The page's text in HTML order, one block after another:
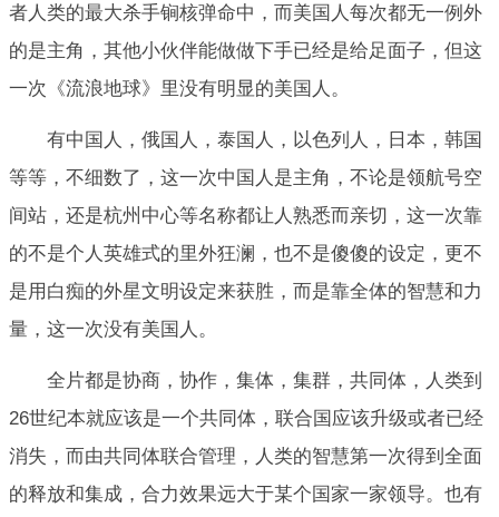
者人类的最大杀手锏核弹命中，而美国人每次都无一例外
的是主角，其他小伙伴能做做下手已经是给足面子，但这
一次《流浪地球》里没有明显的美国人。
有中国人，俄国人，泰国人，以色列人，日本，韩国
等等，不细数了，这一次中国人是主角，不论是领航号空
间站，还是杭州中心等名称都让人熟悉而亲切，这一次靠
的不是个人英雄式的里外狂澜，也不是傻傻的设定，更不
是用白痴的外星文明设定来获胜，而是靠全体的智慧和力
量，这一次没有美国人。
全片都是协商，协作，集体，集群，共同体，人类到
26世纪本就应该是一个共同体，联合国应该升级或者已经
消失，而由共同体联合管理，人类的智慧第一次得到全面
的释放和集成，合力效果远大于某个国家一家领导。也有